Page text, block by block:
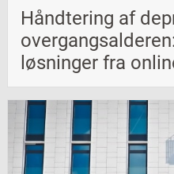
Håndtering af
løsninger fra